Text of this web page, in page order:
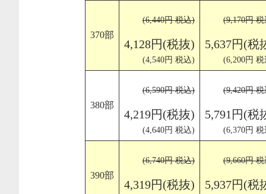
370部
(6,440円 税込)
4,128円(税抜)
(4,540円 税込)
(9,170円
5,637円(税
(6,200円
380部
(6,590円 税込)
4,219円(税抜)
(4,640円 税込)
(9,420円
5,791円(税
(6,370円
390部
(6,740円 税込)
4,319円(税抜)
(9,660円
5,937円(税